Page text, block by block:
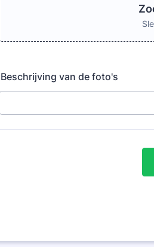
Beschrijving van de foto's